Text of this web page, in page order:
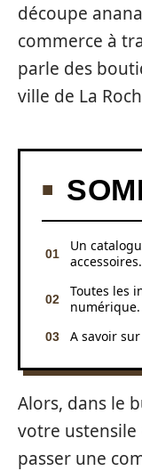
découpe
commerce à
parle des
ville de La
Un
accessoires.
Toutes les
numérique.
A savoir
Alors, dans le
votre ustensile
passer une